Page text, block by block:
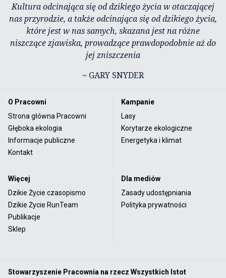
Kultura odcinająca się od dzikiego życia w otaczającej
nas przyrodzie, a także odcinająca się od dzikiego życia,
które jest w nas samych, skazana jest na różne
niszczące zjawiska, prowadzące prawdopodobnie aż do
jej zniszczenia
~ GARY SNYDER
O Pracowni
Strona główna Pracowni
Głęboka ekologia
Informacje publiczne
Kontakt
Kampanie
Lasy
Korytarze ekologiczne
Energetyka i klimat
Więcej
Dzikie Życie czasopismo
Dzikie Życie RunTeam
Publikacje
Sklep
Dla mediów
Zasady udostępniania
Polityka prywatności
Stowarzyszenie Pracownia na rzecz Wszystkich Istot